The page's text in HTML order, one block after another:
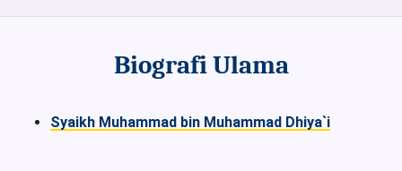
Biografi Ulama
Syaikh Muhammad bin Muhammad Dhiya`i